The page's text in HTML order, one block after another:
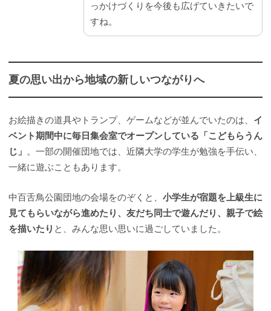
っかけづくりを今後も広げていきたいで
すね。
夏の思い出から地域の新しいつながりへ
お絵描きの道具やトランプ、ゲームなどが並んでいたのは、 イ
ベント期間中に毎日集会室でオープンしている「こどもらうん
じ」 。一部の開催団地では、近隣大学の学生が勉強を手伝い、
一緒に遊ぶこともあります。
中百舌鳥公園団地の会場をのぞくと、 小学生が宿題を上級生に
見てもらいながら進めたり、友だち同士で遊んだり、親子で絵
を描いたり と、みんな思い思いに過ごしていました。